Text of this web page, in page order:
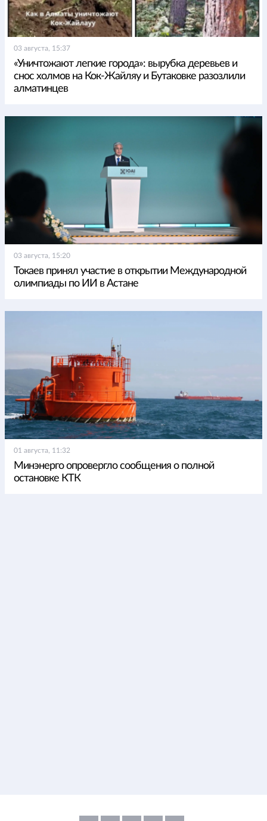
03 августа, 15:37
«Уничтожают легкие города»: вырубка деревьев и
снос холмов на Кок-Жайляу и Бутаковке разозлили
алматинцев
03 августа, 15:20
Токаев принял участие в открытии Международной
олимпиады по ИИ в Астане
01 августа, 11:32
Минэнерго опровергло сообщения о полной
остановке КТК